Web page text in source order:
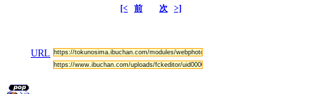
[< 前 次 >]
URL